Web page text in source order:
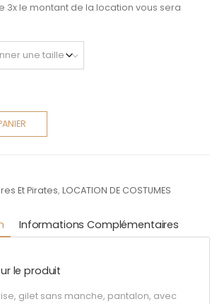
3x le montant de la location vous sera
Et Pirates,LOCATION DE COSTUMES
Informations Complémentaires
le produit
gilet sans manche, pantalon, avec